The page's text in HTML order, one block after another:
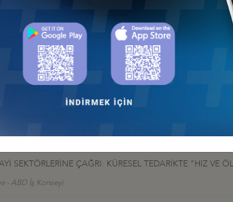
BAĞIMSIZLIK, MİLLİ EGEMENLİĞİN AYRILMAZ BİR
İHTİYAÇLARI, EKONOMİK İŞ BİRLİKLERİ İÇİN
SEKTÖRLERİNE ÇAĞRI: KÜRESEL TEDARİKTE "HIZ VE
- ABD İş Konseyi